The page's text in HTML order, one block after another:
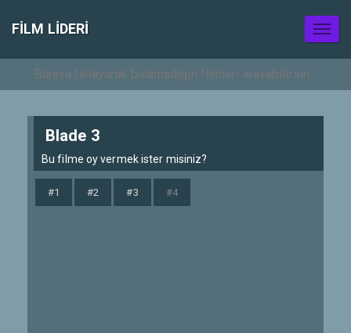
FILM LIDERI
Blade 3
Bu filme oy vermek ister misiniz?
#1 #2 #3 #4